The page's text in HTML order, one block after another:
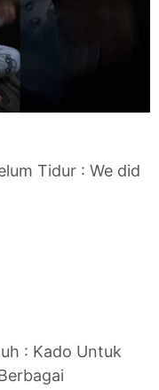
Tidur : We did
: Kado Untuk